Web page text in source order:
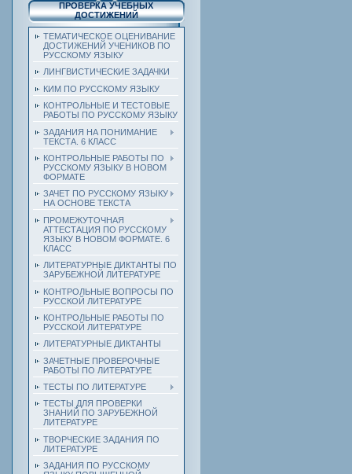
ПРОВЕРКА УЧЕБНЫХ
ДОСТИЖЕНИЙ
ТЕМАТИЧЕСКОЕ ОЦЕНИВАНИЕ
ДОСТИЖЕНИЙ УЧЕНИКОВ ПО
РУССКОМУ ЯЗЫКУ
ЛИНГВИСТИЧЕСКИЕ ЗАДАЧКИ
КИМ ПО РУССКОМУ ЯЗЫКУ
КОНТРОЛЬНЫЕ И ТЕСТОВЫЕ
РАБОТЫ ПО РУССКОМУ ЯЗЫКУ
ЗАДАНИЯ НА ПОНИМАНИЕ
ТЕКСТА. 6 КЛАСС
КОНТРОЛЬНЫЕ РАБОТЫ ПО
РУССКОМУ ЯЗЫКУ В НОВОМ
ФОРМАТЕ
ЗАЧЕТ ПО РУССКОМУ ЯЗЫКУ
НА ОСНОВЕ ТЕКСТА
ПРОМЕЖУТОЧНАЯ
АТТЕСТАЦИЯ ПО РУССКОМУ
ЯЗЫКУ В НОВОМ ФОРМАТЕ. 6
КЛАСС
ЛИТЕРАТУРНЫЕ ДИКТАНТЫ ПО
ЗАРУБЕЖНОЙ ЛИТЕРАТУРЕ
КОНТРОЛЬНЫЕ ВОПРОСЫ ПО
РУССКОЙ ЛИТЕРАТУРЕ
КОНТРОЛЬНЫЕ РАБОТЫ ПО
РУССКОЙ ЛИТЕРАТУРЕ
ЛИТЕРАТУРНЫЕ ДИКТАНТЫ
ЗАЧЕТНЫЕ ПРОВЕРОЧНЫЕ
РАБОТЫ ПО ЛИТЕРАТУРЕ
ТЕСТЫ ПО ЛИТЕРАТУРЕ
ТЕСТЫ ДЛЯ ПРОВЕРКИ
ЗНАНИЙ ПО ЗАРУБЕЖНОЙ
ЛИТЕРАТУРЕ
ТВОРЧЕСКИЕ ЗАДАНИЯ ПО
ЛИТЕРАТУРЕ
ЗАДАНИЯ ПО РУССКОМУ